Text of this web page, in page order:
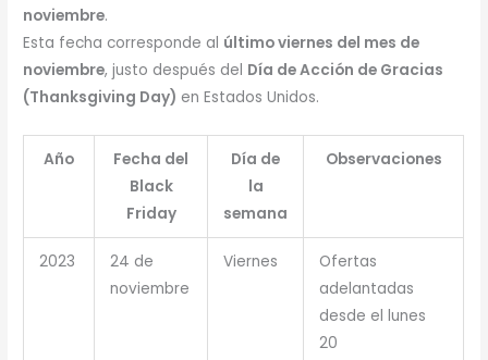
noviembre.
Esta fecha corresponde al último viernes del mes de
noviembre, justo después del Día de Acción de Gracias
(Thanksgiving Day) en Estados Unidos.
Año
Fecha del
Black
Friday
Día de
la
semana
Observaciones
2023
24 de
noviembre
Viernes
Ofertas
adelantadas
desde el lunes
20